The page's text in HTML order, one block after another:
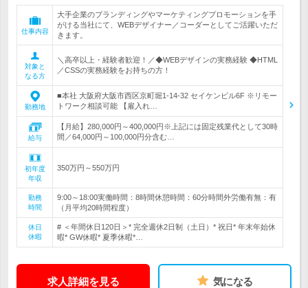
仕事内容
大手企業のブランディングやマーケティングプロモーションを手
がける当社にて、WEBデザイナー／コーダーとしてご活躍いただ
きます。
対象と
なる方
＼高卒以上・経験者歓迎！／◆WEBデザインの実務経験 ◆HTML
／CSSの実務経験をお持ちの方！
勤務地
■本社 大阪府大阪市西区京町堀1-14-32 セイケンビル6F ※リモー
トワーク相談可能 【雇入れ…
給与
【月給】280,000円～400,000円※上記には固定残業代として30時
間／64,000円～100,000円分含む…
初年度
年収
350万円～550万円
勤務
時間
9:00～18:00実働時間：8時間休憩時間：60分時間外労働有無：有
（月平均20時間程度）
休日
休暇
# ＜年間休日120日＞* 完全週休2日制（土日）* 祝日* 年末年始休
暇* GW休暇* 夏季休暇*…
求人詳細を見る 気になる